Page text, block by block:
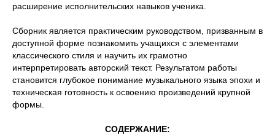
расширение исполнительских навыков ученика.
Сборник является практическим руководством, призванным в
доступной форме познакомить учащихся с элементами
классического стиля и научить их грамотно
интерпретировать авторский текст. Результатом работы
становится глубокое понимание музыкального языка эпохи и
техническая готовность к освоению произведений крупной
формы.
СОДЕРЖАНИЕ: